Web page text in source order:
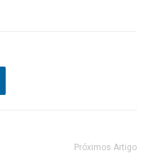
Próximos Artigo